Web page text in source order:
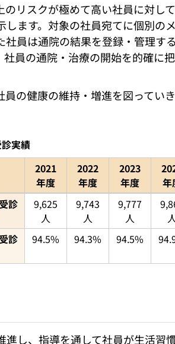
リスクが極めて高い社員に対して
ます。対象の社員宛てに個別の
員は通院の結果を登録・管理す
員の通院・治療の開始を的確に
の健康の維持・増進を図ってい
実績
診実績を2021年から2024年まで示
2021
年度
2022
年度
2023
年度
年
診
9,625
人
9,743
人
9,777
人
人
診
94.5% 94.3% 94.5%
し、指導を通して社員が生活習